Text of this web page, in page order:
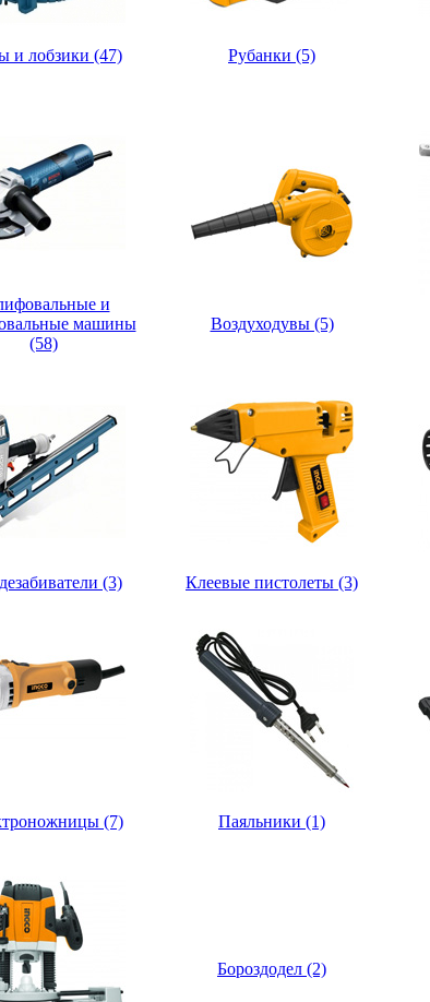
и лобзики (47) Рубанки (5)
и
машины
(58)
Воздуходувы (5)
(3) Клеевые пистолеты (3)
(7) Паяльники (1)
Бороздодел (2)